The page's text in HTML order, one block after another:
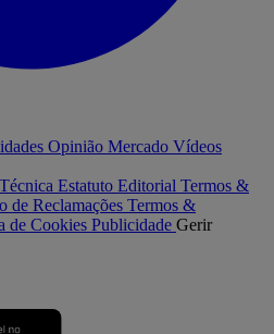
Opinião Mercado Vídeos
Estatuto Editorial Termos &
de Reclamações Termos &
de Cookies Publicidade Gerir